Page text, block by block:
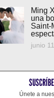
Ming
una
Saint-
junio
Únete a